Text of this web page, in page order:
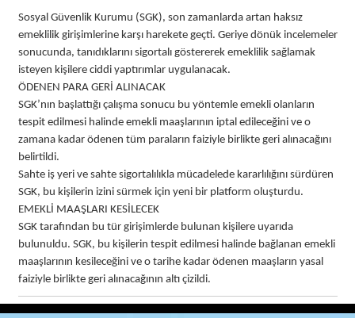
Sosyal Güvenlik Kurumu (SGK), son zamanlarda artan haksız
emeklilik girişimlerine karşı harekete geçti. Geriye dönük incelemeler
sonucunda, tanıdıklarını sigortalı göstererek emeklilik sağlamak
isteyen kişilere ciddi yaptırımlar uygulanacak.
ÖDENEN PARA GERİ ALINACAK
SGK’nın başlattığı çalışma sonucu bu yöntemle emekli olanların
tespit edilmesi halinde emekli maaşlarının iptal edileceğini ve o
zamana kadar ödenen tüm paraların faiziyle birlikte geri alınacağını
belirtildi.
Sahte iş yeri ve sahte sigortalılıkla mücadelede kararlılığını sürdüren
SGK, bu kişilerin izini sürmek için yeni bir platform oluşturdu.
EMEKLİ MAAŞLARI KESİLECEK
SGK tarafından bu tür girişimlerde bulunan kişilere uyarıda
bulunuldu. SGK, bu kişilerin tespit edilmesi halinde bağlanan emekli
maaşlarının kesileceğini ve o tarihe kadar ödenen maaşların yasal
faiziyle birlikte geri alınacağının altı çizildi.